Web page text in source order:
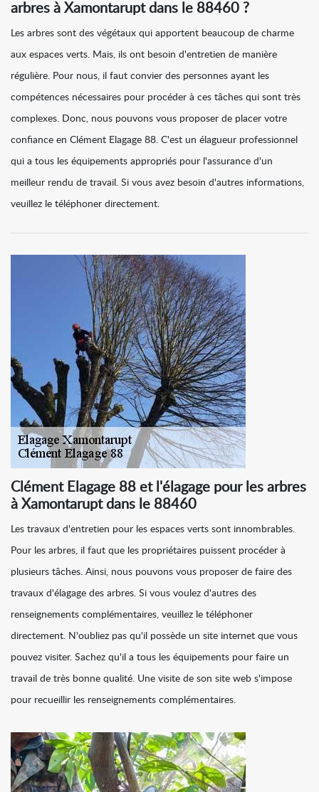
arbres à Xamontarupt dans le 88460 ?
Les arbres sont des végétaux qui apportent beaucoup de charme
aux espaces verts. Mais, ils ont besoin d'entretien de manière
régulière. Pour nous, il faut convier des personnes ayant les
compétences nécessaires pour procéder à ces tâches qui sont très
complexes. Donc, nous pouvons vous proposer de placer votre
confiance en Clément Elagage 88. C'est un élagueur professionnel
qui a tous les équipements appropriés pour l'assurance d'un
meilleur rendu de travail. Si vous avez besoin d'autres informations,
veuillez le téléphoner directement.
Clément Elagage 88 et l'élagage pour les arbres
à Xamontarupt dans le 88460
Les travaux d'entretien pour les espaces verts sont innombrables.
Pour les arbres, il faut que les propriétaires puissent procéder à
plusieurs tâches. Ainsi, nous pouvons vous proposer de faire des
travaux d'élagage des arbres. Si vous voulez d'autres des
renseignements complémentaires, veuillez le téléphoner
directement. N'oubliez pas qu'il possède un site internet que vous
pouvez visiter. Sachez qu'il a tous les équipements pour faire un
travail de très bonne qualité. Une visite de son site web s'impose
pour recueillir les renseignements complémentaires.